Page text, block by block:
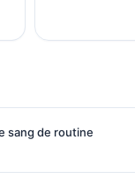
sang de routine